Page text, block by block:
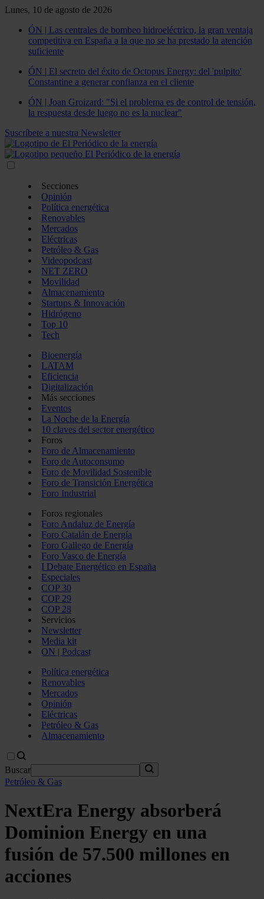
Lunes, 10 de agosto de 2026
ÓN | Las centrales de bombeo hidroeléctrico, la gran ventaja
competitiva en España a la que no se ha prestado la atención
suficiente
ÓN | El secreto del éxito de Octopus Energy: del 'pulpito'
Constantine a generar confianza en el cliente
ÓN | Joan Groizard: "Si el problema es de control de tensión,
la respuesta desde luego no es la nuclear"
Suscríbete a nuestra Newsletter
Secciones
Opinión
Política energética
Renovables
Mercados
Eléctricas
Petróleo & Gas
Videopodcast
NET ZERO
Movilidad
Almacenamiento
Startups & Innovación
Hidrógeno
Top 10
Tech
Bioenergía
LATAM
Eficiencia
Digitalización
Más secciones
Eventos
La Noche de la Energía
10 claves del sector energético
Foros
Foro de Almacenamiento
Foro de Autoconsumo
Foro de Movilidad Sostenible
Foro de Transición Energética
Foro Industrial
Foros regionales
Foro Andaluz de Energía
Foro Catalán de Energía
Foro Gallego de Energía
Foro Vasco de Energía
I Debate Energético en España
Especiales
COP 30
COP 29
COP 28
Servicios
Newsletter
Media kit
ON | Podcast
Política energética
Renovables
Mercados
Opinión
Eléctricas
Petróleo & Gas
Almacenamiento
Buscar
Petróleo & Gas
NextEra Energy absorberá
Dominion Energy en una
fusión de 57.500 millones en
acciones